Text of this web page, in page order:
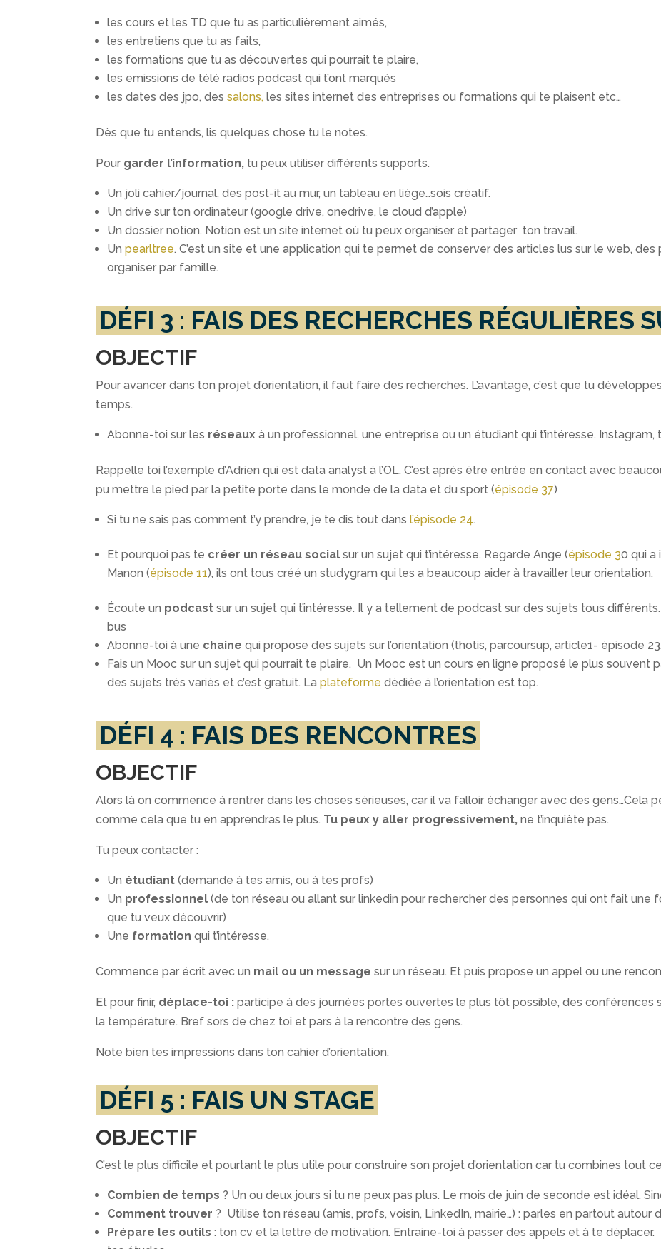
les cours et les TD que tu as particulièrement aimés,
les entretiens que tu as faits,
les formations que tu as découvertes qui pourrait te plaire,
les emissions de télé radios podcast qui t’ont marqués
les dates des jpo, dessalons, les sites internet des entreprises ou formations qui te plaisent etc…
Dès que tu entends, lis quelques chose tu le notes.
Pour garder l’information, tu peux utiliser différents supports.
Un joli cahier/journal, des post-it au mur, un tableau en liège…sois créatif.
Un drive sur ton ordinateur (google drive, onedrive, le cloud d’apple)
Un dossier notion. Notion est un site internet où tu peux organiser et partager ton travail.
Un pearltree. C’est un site et une application qui te permet de conserver des articles lus sur le web, des
organiser par famille.
DÉFI 3 : FAIS DES RECHERCHES RÉGULIÈRES
OBJECTIF
Pour avancer dans ton projet d’orientation, il faut faire des recherches. L’avantage, c’est que tu
temps.
Abonne-toi sur les réseauxà un professionnel, une entreprise ou un étudiant qui t’intéresse.
Rappelle toi l’exemple d’Adrien qui est data analyst à l’OL. C’est après être entrée en contact avec
pu mettre le pied par la petite porte dans le monde de la data et du sport (épisode 37)
Si tu ne sais pas comment t’y prendre, je te dis tout dansl’épisode 24.
Et pourquoi pas te créer un réseau socialsur un sujet qui t’intéresse. Regarde Ange (épisode 30 qui a
Manon (épisode 11), ils ont tous créé un studygram qui les a beaucoup aider à travailler leur orientation.
Écoute un podcastsur un sujet qui t’intéresse. Il y a tellement de podcast sur des sujets tous
bus
Abonne-toi à une chainequi propose des sujets sur l’orientation (thotis, parcoursup, article1- épisode
Fais un Mooc sur un sujet qui pourrait te plaire. Un Mooc est un cours en ligne proposé le plus souvent
des sujets très variés et c’est gratuit. Laplateforme dédiée à l’orientation est top.
DÉFI 4 : FAIS DES RENCONTRES
OBJECTIF
Alors là on commence à rentrer dans les choses sérieuses, car il va falloir échanger avec des gens…Cela
comme cela que tu en apprendras le plus. Tu peux y aller progressivement, ne t’inquiète pas.
Tu peux contacter :
Un étudiant(demande à tes amis, ou à tes profs)
Un professionnel(de ton réseau ou allant sur linkedin pour rechercher des personnes qui ont fait une
que tu veux découvrir)
Une formationqui t’intéresse.
Commence par écrit avec un mail ou un message sur un réseau. Et puis propose un appel ou une
Et pour finir, déplace-toi : participe à des journées portes ouvertes le plus tôt possible, des conférences
la température. Bref sors de chez toi et pars à la rencontre des gens.
Note bien tes impressions dans ton cahier d’orientation.
DÉFI 5 : FAIS UN STAGE
OBJECTIF
C’est le plus difficile et pourtant le plus utile pour construire son projet d’orientation car tu combines tout
Combien de temps ? Un ou deux jours si tu ne peux pas plus. Le mois de juin de seconde est idéal.
Comment trouver ? Utilise ton réseau (amis, profs, voisin, LinkedIn, mairie…) : parles en partout autour
Prépare les outils : ton cv et la lettre de motivation. Entraine-toi à passer des appels et à te